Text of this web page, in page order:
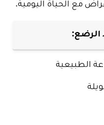
مع الحياة اليومية.
الرضع:
الطبيعية